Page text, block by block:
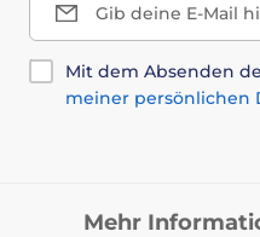
Gib deine E-Mail
Mit dem Absenden
meiner persönlichen
Mehr